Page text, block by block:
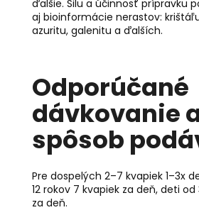
ďalšie. Silu a účinnosť prípravku
aj bioinformácie nerastov:
azuritu, galenitu a ďalších.
Odporúčané
dávkovanie
spôsob
Pre dospelých 2–7 kvapiek 1–3x
12 rokov 7 kvapiek za deň, deti
za deň.